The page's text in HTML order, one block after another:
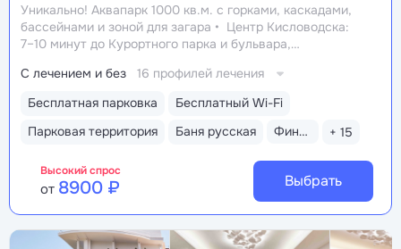
Уникально! Аквапарк 1000 кв.м. с горками, каскадами,
бассейнами и зоной для загара
Центр Кисловодска:
7–10 минут до Курортного парка и бульвара,
с минеральной водой двух курортов: «Ессентуки-4»
и «Славяновская» (Железноводск). 8–12 минут
до бюветов с минеральной водой Кисловодска
Лечебные ванны с природной минеральной водой
Бесплатная парковка
Бесплатный Wi-Fi
Парковая территория
Баня русская Финская сауна + 15
С лечением и без 16 профилей лечения
Высокий спрос
от 8900 ₽ Выбрать